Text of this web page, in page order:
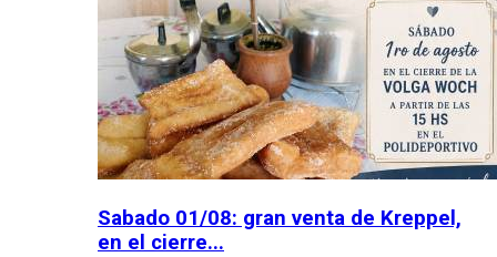
Sabado 01/08: gran venta de Kreppel,
en el cierre...